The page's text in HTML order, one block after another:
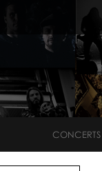
CONCERTS